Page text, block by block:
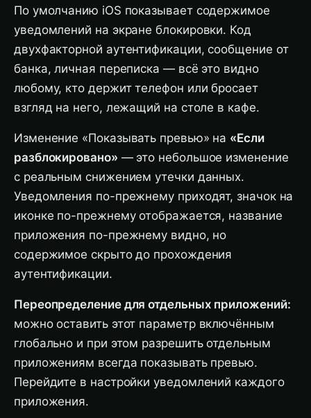
По умолчанию iOS показывает содержимое
уведомлений на экране блокировки. Код
двухфакторной аутентификации, сообщение от
банка, личная переписка — всё это видно
любому, кто держит телефон или бросает
взгляд на него, лежащий на столе в кафе.
Изменение «Показывать превью» на «Если
разблокировано» — это небольшое изменение
с реальным снижением утечки данных.
Уведомления по-прежнему приходят, значок на
иконке по-прежнему отображается, название
приложения по-прежнему видно, но
содержимое скрыто до прохождения
аутентификации.
Переопределение для отдельных приложений:
можно оставить этот параметр включённым
глобально и при этом разрешить отдельным
приложениям всегда показывать превью.
Перейдите в настройки уведомлений каждого
приложения.